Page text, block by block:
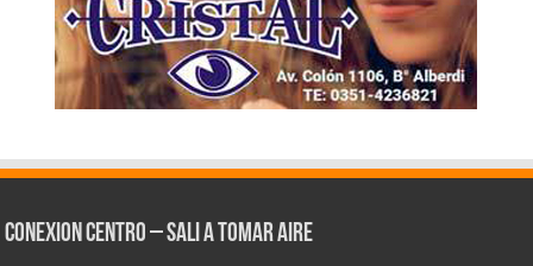
CONEXION CENTRO – Sali a tomar aire